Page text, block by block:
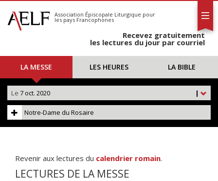
S'abonner
Calendrier
Association Épiscopale Liturgique pour
les pays Francophones
Recevez gratuitement
les lectures du jour par courriel
LA MESSE LES HEURES LA BIBLE
|
Le 7 oct. 2020
Notre-Dame du Rosaire
Revenir aux lectures du calendrier romain.
LECTURES DE LA MESSE